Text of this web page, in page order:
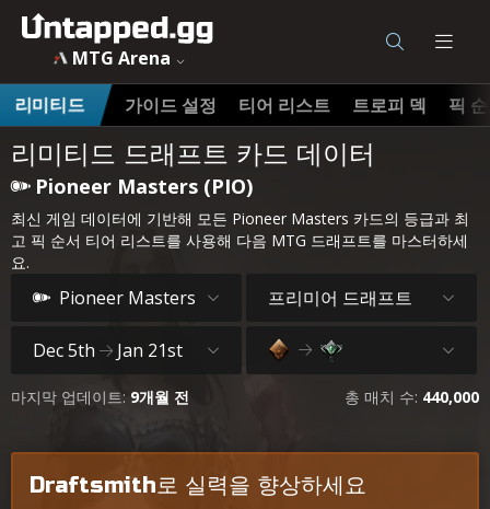
MTG Arena
리미티드
가이드 설정 티어 리스트 트로피 덱 픽
리미티드 드래프트 카드 데이터
Pioneer Masters (PIO)
최신 게임 데이터에 기반해 모든 Pioneer Masters 카드의 등급과 최
고 픽 순서 티어 리스트를 사용해 다음 MTG 드래프트를 마스터하세
요.
Pioneer Masters 프리미어 드래프트
Dec 5th Jan 21st
마지막 업데이트: 9개월 전 총 매치 수: 440,000
Draftsmith로 실력을 향상하세요